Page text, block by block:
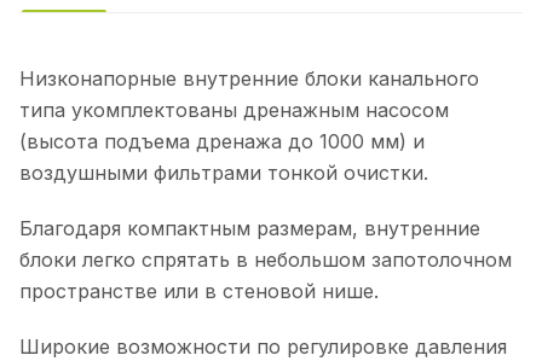
Низконапорные внутренние блоки канального
типа укомплектованы дренажным насосом
(высота подъема дренажа до 1000 мм) и
воздушными фильтрами тонкой очистки.
Благодаря компактным размерам, внутренние
блоки легко спрятать в небольшом запотолочном
пространстве или в стеновой нише.
Широкие возможности по регулировке давления